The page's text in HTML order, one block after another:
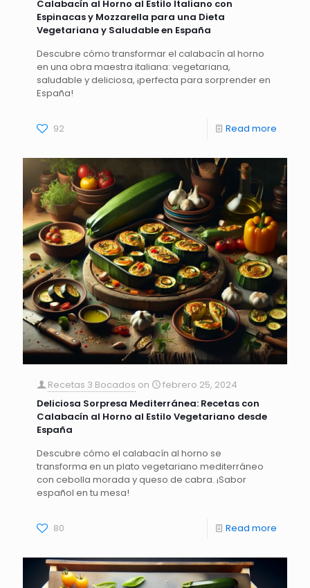
Calabacín al Horno al Estilo Italiano con
Espinacas y Mozzarella para una Dieta
Vegetariana y Saludable en España
Descubre cómo transformar el calabacín al horno
en una obra maestra italiana: vegetariana,
saludable y deliciosa, ¡perfecta para sorprender en
España!
92 Read more
Recetas 3 Bocados on
febrero 25, 2024
Deliciosa Sorpresa Mediterránea: Recetas con
Calabacín al Horno al Estilo Vegetariano desde
España
Descubre cómo el calabacín al horno se
transforma en un plato vegetariano mediterráneo
con cebolla morada y queso de cabra. ¡Sabor
español en tu mesa!
80 Read more